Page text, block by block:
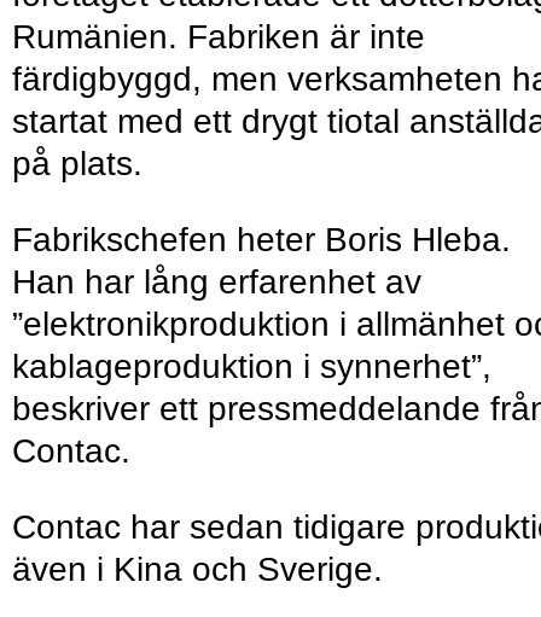
Rumänien. Fabriken är inte
färdigbyggd, men verksamheten
startat med ett drygt tiotal
på plats.
Fabrikschefen heter Boris Hleba.
Han har lång erfarenhet av
”elektronikproduktion i allmänhet
kablageproduktion i synnerhet”,
beskriver ett pressmeddelande
Contac.
Contac har sedan tidigare
även i Kina och Sverige.